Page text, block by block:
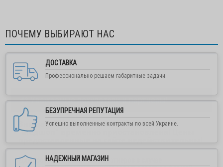
ПОЧЕМУ ВЫБИРАЮТ НАС
ДОСТАВКА
Профессионально решаем габаритные задачи.
БЕЗУПРЕЧНАЯ РЕПУТАЦИЯ
Успешно выполненные контракты по всей Украине.
НАДЕЖНЫЙ МАГАЗИН
Уважаемые покупатели и партнеры!
Внимание! Работа интернет-магазина
"Медшоп" временно приостановлена! Цены
Для постоянных клиенов и партнеров в случае